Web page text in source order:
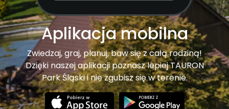
Aplikacja mobilna
Zwiedzaj, graj, planuj, baw się z całą rodziną!
Dzięki naszej aplikacji poznasz lepiej TAURON
Park Śląski i nie zgubisz się w terenie.